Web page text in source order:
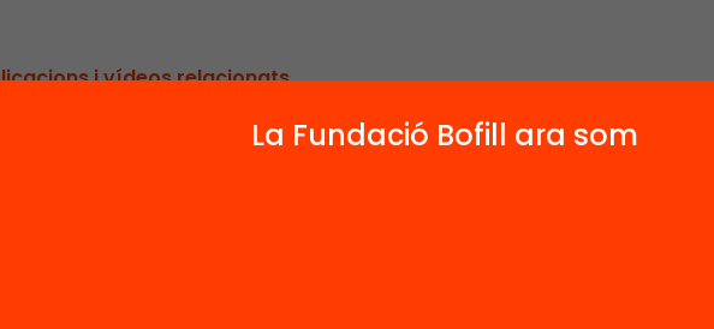
i vídeos relacionats
La Fundació Bofill ara som